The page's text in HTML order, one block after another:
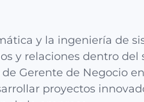
y la ingeniería de
y relaciones dentro del
Gerente de Negocio
proyectos